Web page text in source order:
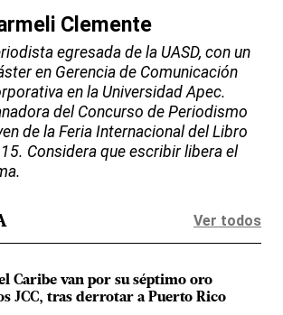
Clemente
egresada de la UASD, con un
en Gerencia de Comunicación
en la Universidad Apec.
del Concurso de Periodismo
de la Feria Internacional del Libro
Considera que escribir libera el
Ver todos
Caribe van por su séptimo oro
JCC, tras derrotar a Puerto Rico